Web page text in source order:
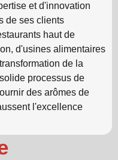
et d'innovation
de ses clients
haut de
d'usines alimentaires
de la
processus de
des arômes de
l'excellence